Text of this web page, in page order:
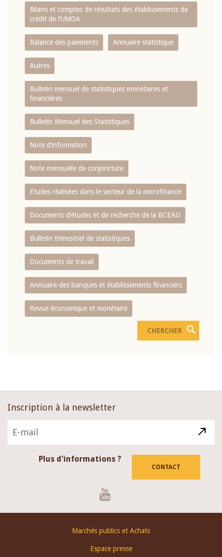
Bilans et comptes de résultats des établissements de
crédit de l‘UMOA
Balance des paiements Annuaire statistique
Autres
Bulletin mensuel de statistiques monétaires et
financières
Bulletin Mensuel des Statistiques
Note d’information
Note mensuelle de conjoncture
Etudes réalisées dans le secteur de la microfinance
Documents d’études et de recherche de la BCEAO
Bulletin trimestriel de statistiques
Documents de travail
Annuaire des banques et établissements financiers
Revue économique et monétaire
Inscription à la newsletter
Plus d'informations ?
CONTACT
Marchés publics et Achats
Espace presse